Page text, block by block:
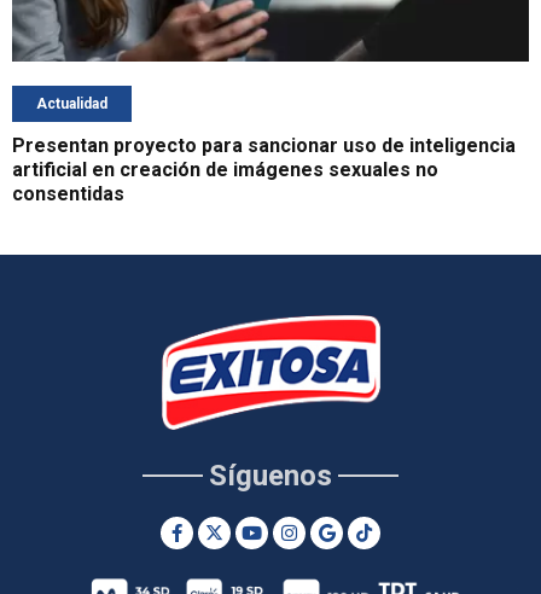
Actualidad
Presentan proyecto para sancionar uso de inteligencia
artificial en creación de imágenes sexuales no
consentidas
Síguenos